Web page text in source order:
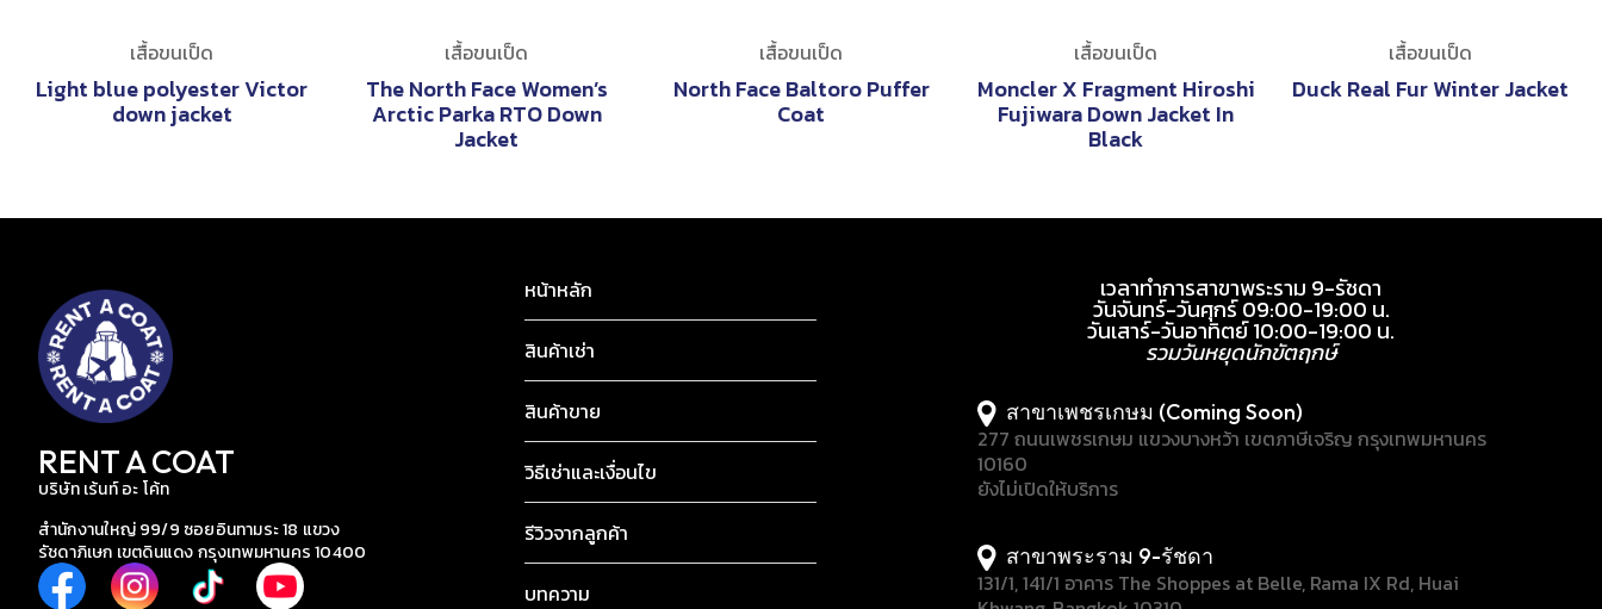
เสื้อขนเป็ด
Light blue polyester Victor
down jacket
เสื้อขนเป็ด
The North Face Women’s
Arctic Parka RTO Down
Jacket
เสื้อขนเป็ด
North Face Baltoro Puffer
Coat
เสื้อขนเป็ด
Moncler X Fragment Hiroshi
Fujiwara Down Jacket In
Black
เสื้อขนเป็ด
Duck Real Fur Winter Jacket
RENT A COAT
บริษัท เร้นท์ อะ โค้ท
สำนักงานใหญ่ 99/9 ซอยอินทามระ 18 แขวง
รัชดาภิเษก เขตดินแดง กรุงเทพมหานคร 10400
หน้าหลัก
สินค้าเช่า
สินค้าขาย
วิธีเช่าและเงื่อนไข
รีวิวจากลูกค้า
บทความ
เวลาทำการสาขาพระราม 9-รัชดา
วันจันทร์-วันศุกร์ 09:00-19:00 น.
วันเสาร์-วันอาทิตย์ 10:00-19:00 น.
รวมวันหยุดนักขัตฤกษ์
สาขาเพชรเกษม (Coming Soon)
277 ถนนเพชรเกษม แขวงบางหว้า เขตภาษีเจริญ กรุงเทพมหานคร
10160
ยังไม่เปิดให้บริการ
สาขาพระราม 9-รัชดา
131/1, 141/1 อาคาร The Shoppes at Belle, Rama IX Rd, Huai